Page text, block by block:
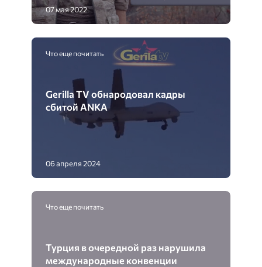
07 мая 2022
Что еще почитать
Gerilla TV обнародовал кадры
сбитой ANKA
06 апреля 2024
Что еще почитать
Турция в очередной раз нарушила
международные конвенции